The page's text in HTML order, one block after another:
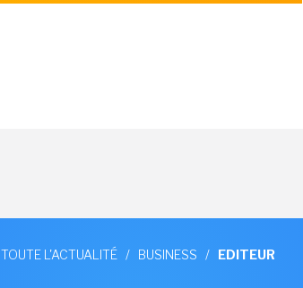
TOUTE L'ACTUALITÉ / BUSINESS / EDITEUR